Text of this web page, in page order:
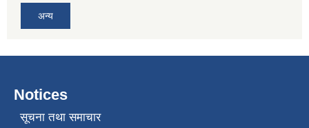
अन्य
Notices
सूचना तथा समाचार